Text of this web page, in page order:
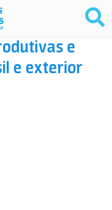
e
e exterior